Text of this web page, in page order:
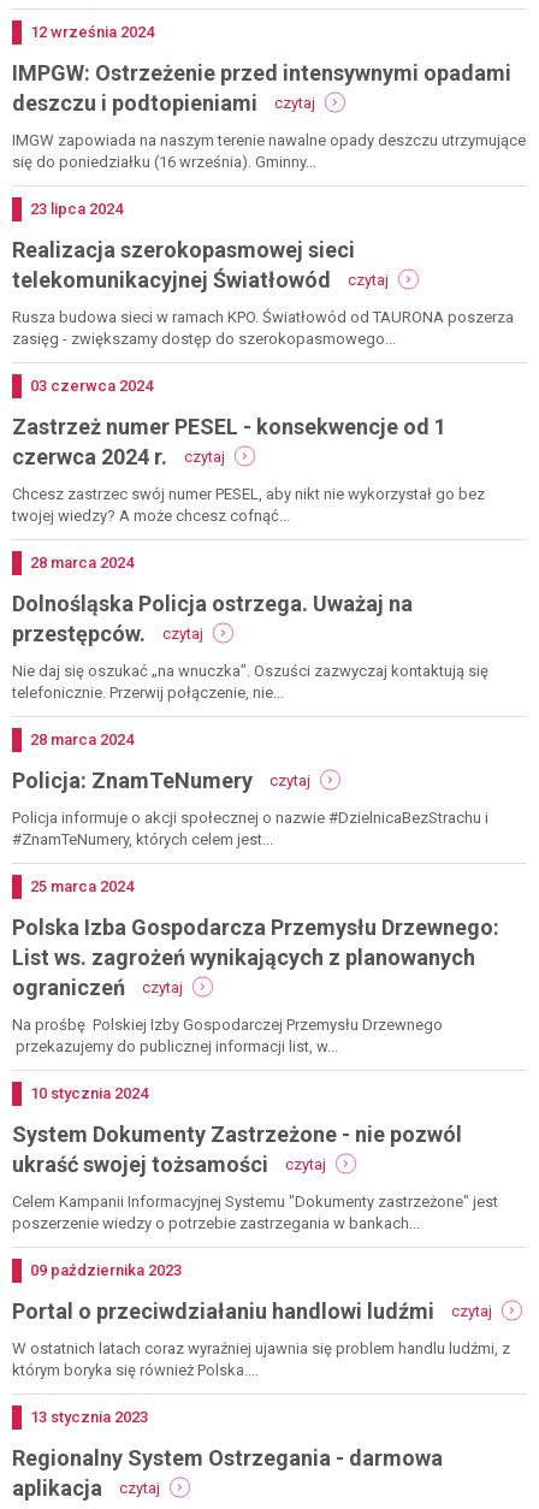
Dodano
12 września 2024
IMPGW: Ostrzeżenie przed intensywnymi opadami
deszczu i podtopieniami
czytaj
impgw:
ostrzeżenie
i
podtopieniami
IMGW zapowiada na naszym terenie nawalne opady deszczu utrzymujące
się do poniedziałku (16 września). Gminny...
Dodano
23 lipca 2024
Realizacja szerokopasmowej sieci
telekomunikacyjnej Światłowód
czytaj
realizacja
szerokopasmowej
Rusza budowa sieci w ramach KPO. Światłowód od TAURONA poszerza
zasięg - zwiększamy dostęp do szerokopasmowego...
Dodano
03 czerwca 2024
Zastrzeż numer PESEL - konsekwencje od 1
czerwca 2024 r.
czytaj
zastrzeż
numer
pesel
1
czerwca
2024
r.
Chcesz zastrzec swój numer PESEL, aby nikt nie wykorzystał go bez
twojej wiedzy? A może chcesz cofnąć...
Dodano
28 marca 2024
Dolnośląska Policja ostrzega. Uważaj na
przestępców.
czytaj
dolnośląska
policja
ostrzega.
Nie daj się oszukać „na wnuczka”. Oszuści zazwyczaj kontaktują się
telefonicznie. Przerwij połączenie, nie...
Dodano
28 marca 2024
Policja: ZnamTeNumery czytaj
policja:
znamtenumery
Policja informuje o akcji społecznej o nazwie #DzielnicaBezStrachu i
#ZnamTeNumery, których celem jest...
Dodano
25 marca 2024
Polska Izba Gospodarcza Przemysłu Drzewnego:
List ws. zagrożeń wynikających z planowanych
ograniczeń
czytaj
polska
izba
gospodarcza
ws.
zagrożeń
wynikających
z
planowanych
Na prośbę Polskiej Izby Gospodarczej Przemysłu Drzewnego
przekazujemy do publicznej informacji list, w...
Dodano
10 stycznia 2024
System Dokumenty Zastrzeżone - nie pozwól
ukraść swojej tożsamości
czytaj
system
dokumenty
zastrzeżone
ukraść
tożsamości
Celem Kampanii Informacyjnej Systemu "Dokumenty zastrzeżone" jest
poszerzenie wiedzy o potrzebie zastrzegania w bankach...
Dodano
09 października 2023
Portal o przeciwdziałaniu handlowi ludźmi czytaj
portal
o
W ostatnich latach coraz wyraźniej ujawnia się problem handlu ludźmi, z
którym boryka się również Polska....
Dodano
13 stycznia 2023
Regionalny System Ostrzegania - darmowa
aplikacja
czytaj
regionalny